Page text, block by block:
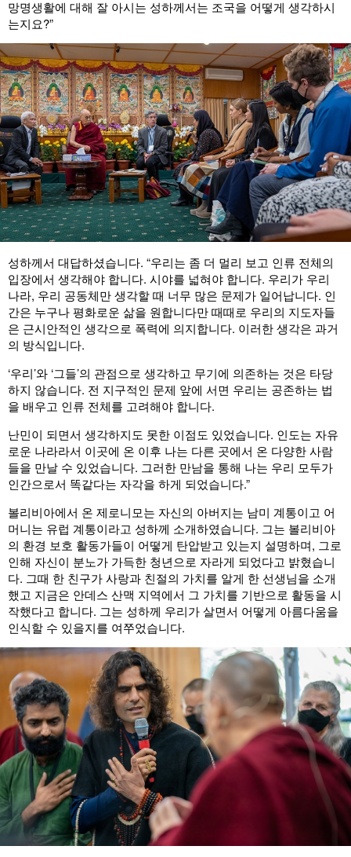
망명생활에 대해 잘 아시는 성하께서는 조국을 어떻게 생각하시
는지요?”
성하께서 대답하셨습니다. “우리는 좀 더 멀리 보고 인류 전체의
입장에서 생각해야 합니다. 시야를 넓혀야 합니다. 우리가 우리
나라, 우리 공동체만 생각할 때 너무 많은 문제가 일어납니다. 인
간은 누구나 평화로운 삶을 원합니다만 때때로 우리의 지도자들
은 근시안적인 생각으로 폭력에 의지합니다. 이러한 생각은 과거
의 방식입니다.
‘우리’와 ‘그들’의 관점으로 생각하고 무기에 의존하는 것은 타당
하지 않습니다. 전 지구적인 문제 앞에 서면 우리는 공존하는 법
을 배우고 인류 전체를 고려해야 합니다.
난민이 되면서 생각하지도 못한 이점도 있었습니다. 인도는 자유
로운 나라라서 이곳에 온 이후 나는 다른 곳에서 온 다양한 사람
들을 만날 수 있었습니다. 그러한 만남을 통해 나는 우리 모두가
인간으로서 똑같다는 자각을 하게 되었습니다.”
볼리비아에서 온 제로니모는 자신의 아버지는 남미 계통이고 어
머니는 유럽 계통이라고 성하께 소개하였습니다. 그는 볼리비아
의 환경 보호 활동가들이 어떻게 탄압받고 있는지 설명하며, 그로
인해 자신이 분노가 가득한 청년으로 자라게 되었다고 밝혔습니
다. 그때 한 친구가 사랑과 친절의 가치를 알게 한 선생님을 소개
했고 지금은 안데스 산맥 지역에서 그 가치를 기반으로 활동을 시
작했다고 합니다. 그는 성하께 우리가 살면서 어떻게 아름다움을
인식할 수 있을지를 여쭈었습니다.